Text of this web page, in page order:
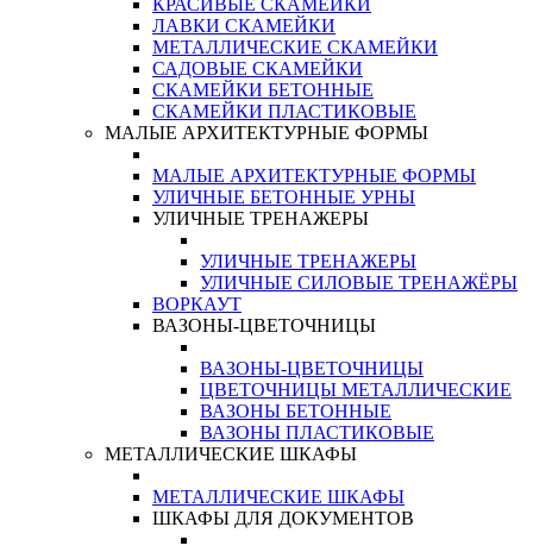
КРАСИВЫЕ СКАМЕЙКИ
ЛАВКИ СКАМЕЙКИ
МЕТАЛЛИЧЕСКИЕ СКАМЕЙКИ
САДОВЫЕ СКАМЕЙКИ
СКАМЕЙКИ БЕТОННЫЕ
СКАМЕЙКИ ПЛАСТИКОВЫЕ
МАЛЫЕ АРХИТЕКТУРНЫЕ ФОРМЫ
МАЛЫЕ АРХИТЕКТУРНЫЕ ФОРМЫ
УЛИЧНЫЕ БЕТОННЫЕ УРНЫ
УЛИЧНЫЕ ТРЕНАЖЕРЫ
УЛИЧНЫЕ ТРЕНАЖЕРЫ
УЛИЧНЫЕ СИЛОВЫЕ ТРЕНАЖЁРЫ
ВОРКАУТ
ВАЗОНЫ-ЦВЕТОЧНИЦЫ
ВАЗОНЫ-ЦВЕТОЧНИЦЫ
ЦВЕТОЧНИЦЫ МЕТАЛЛИЧЕСКИЕ
ВАЗОНЫ БЕТОННЫЕ
ВАЗОНЫ ПЛАСТИКОВЫЕ
МЕТАЛЛИЧЕСКИЕ ШКАФЫ
МЕТАЛЛИЧЕСКИЕ ШКАФЫ
ШКАФЫ ДЛЯ ДОКУМЕНТОВ